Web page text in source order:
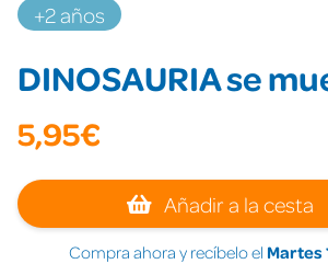
+2 años
DINOSAURIA se
5,95€
Añadir a la cesta
Compra ahora y recíbelo el Martes